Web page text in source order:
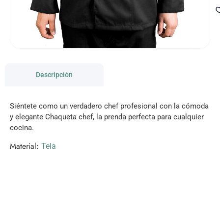
Descripción
Siéntete como un verdadero chef profesional con la cómoda
y elegante Chaqueta chef, la prenda perfecta para cualquier
cocina.
Material: Tela